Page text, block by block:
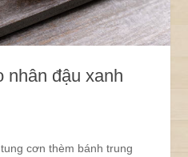
nhân đậu xanh
cơn thèm bánh trung